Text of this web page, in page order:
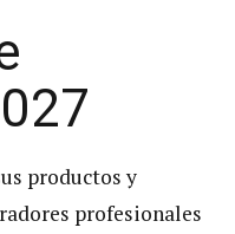
productos y
profesionales